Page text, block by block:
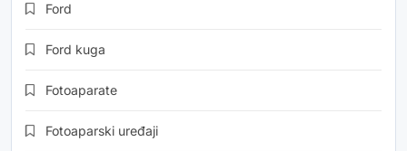
Ford
Ford kuga
Fotoaparate
Fotoaparski uređaji